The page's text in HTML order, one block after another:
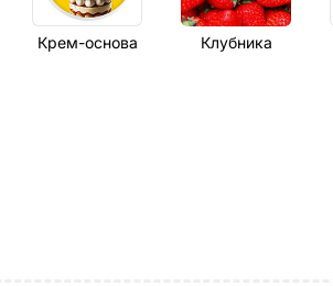
Крем-основа Клубника